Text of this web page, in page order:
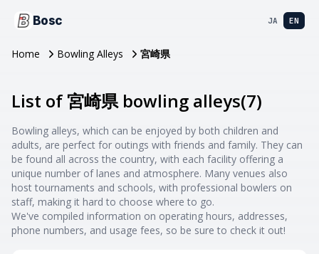
Bosc JA EN
Home Bowling Alleys 宮崎県
List of 宮崎県 bowling alleys(7)
Bowling alleys, which can be enjoyed by both children and
adults, are perfect for outings with friends and family. They can
be found all across the country, with each facility offering a
unique number of lanes and atmosphere. Many venues also
host tournaments and schools, with professional bowlers on
staff, making it hard to choose where to go.
We've compiled information on operating hours, addresses,
phone numbers, and usage fees, so be sure to check it out!